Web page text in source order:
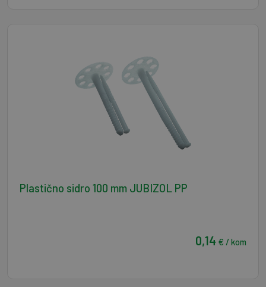
Plastično sidro 100 mm JUBIZOL PP
0,14 € / kom